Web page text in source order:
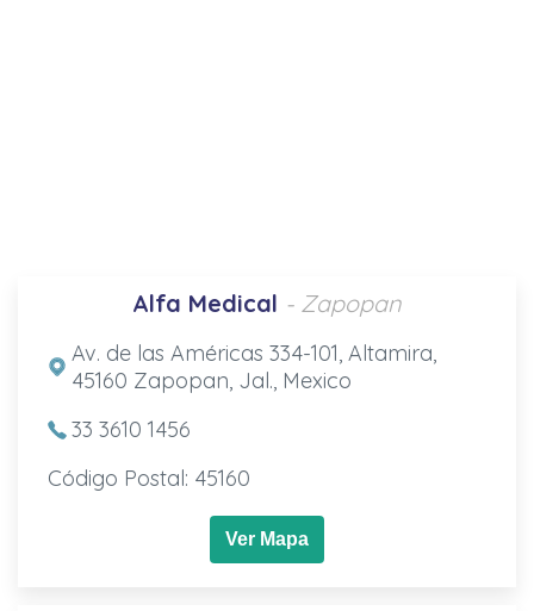
Alfa Medical - Zapopan
Av. de las Américas 334-101, Altamira,
45160 Zapopan, Jal., Mexico
33 3610 1456
Código Postal: 45160
Ver Mapa